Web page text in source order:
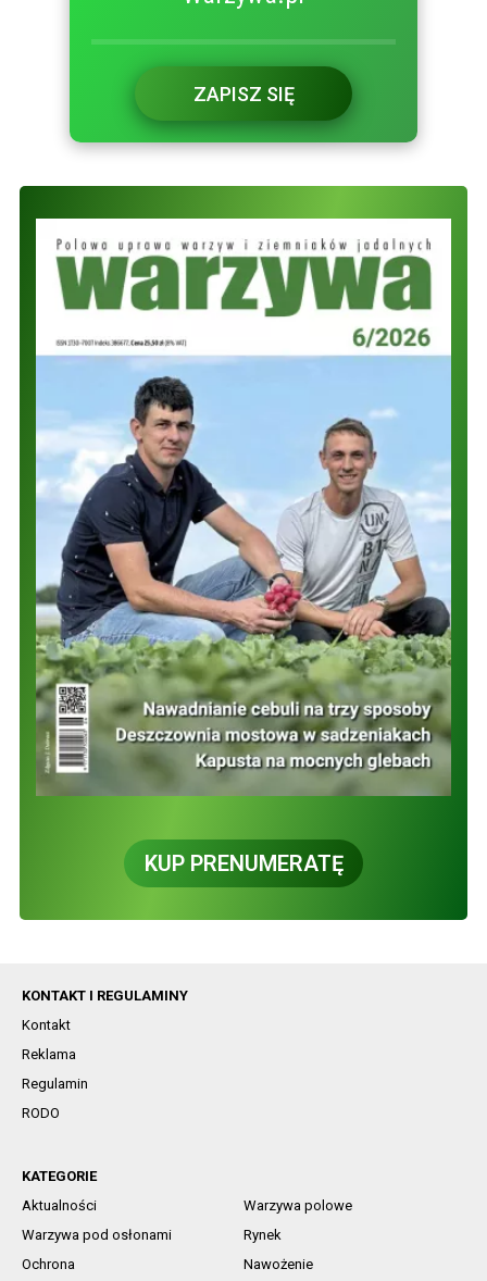
ZAPISZ SIĘ
KUP PRENUMERATĘ
KONTAKT I REGULAMINY
Kontakt
Reklama
Regulamin
RODO
KATEGORIE
Aktualności
Warzywa polowe
Warzywa pod osłonami
Rynek
Ochrona
Nawożenie